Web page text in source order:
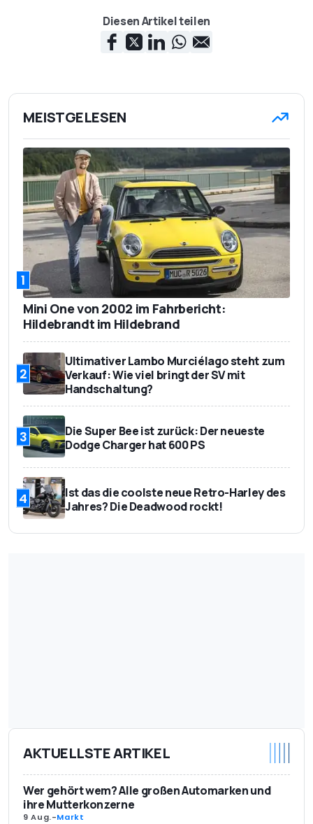
Diesen Artikel teilen
MEISTGELESEN
1
Mini One von 2002 im Fahrbericht:
Hildebrandt im Hildebrand
2
Ultimativer Lambo Murciélago steht zum
Verkauf: Wie viel bringt der SV mit
Handschaltung?
3
Die Super Bee ist zurück: Der neueste
Dodge Charger hat 600 PS
4
Ist das die coolste neue Retro-Harley des
Jahres? Die Deadwood rockt!
AKTUELLSTE ARTIKEL
Wer gehört wem? Alle großen Automarken und
ihre Mutterkonzerne
9 Aug.-Markt